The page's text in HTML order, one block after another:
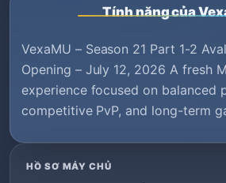
Tính năng của
VexaMU – Season 21 Part 1-2
Opening – July 12, 2026 A fresh
experience focused on balanced
competitive PvP, and long-term
HỒ SƠ MÁY CHỦ